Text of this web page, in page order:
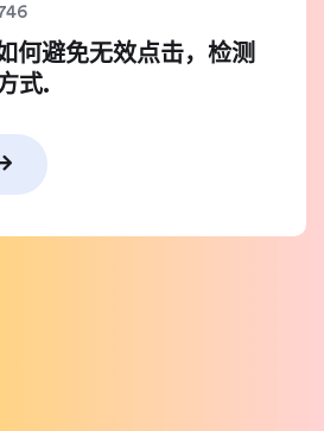
何避免无效点击，检测
式.